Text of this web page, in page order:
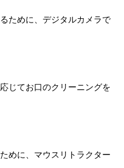
ために、デジタルカメラで
じてお口のクリーニングを
めに、マウスリトラクター